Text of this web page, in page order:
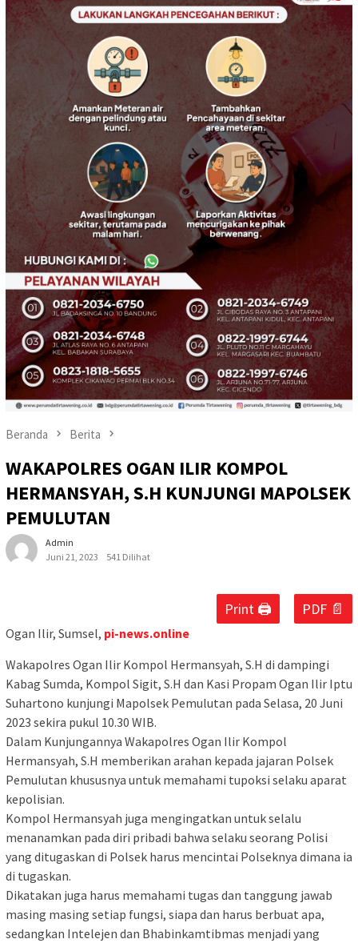
Beranda Berita
WAKAPOLRES OGAN ILIR KOMPOL
HERMANSYAH, S.H KUNJUNGI MAPOLSEK
PEMULUTAN
Admin
Juni 21, 2023
541 Dilihat
Print 🖨 PDF 📄
Ogan Ilir, Sumsel, pi-news.online
Wakapolres Ogan Ilir Kompol Hermansyah, S.H di dampingi
Kabag Sumda, Kompol Sigit, S.H dan Kasi Propam Ogan Ilir Iptu
Suhartono kunjungi Mapolsek Pemulutan pada Selasa, 20 Juni
2023 sekira pukul 10.30 WIB.
Dalam Kunjungannya Wakapolres Ogan Ilir Kompol
Hermansyah, S.H memberikan arahan kepada jajaran Polsek
Pemulutan khususnya untuk memahami tupoksi selaku aparat
kepolisian.
Kompol Hermansyah juga mengingatkan untuk selalu
menanamkan pada diri pribadi bahwa selaku seorang Polisi
yang ditugaskan di Polsek harus mencintai Polseknya dimana ia
di tugaskan.
Dikatakan juga harus memahami tugas dan tanggung jawab
masing masing setiap fungsi, siapa dan harus berbuat apa,
sedangkan Intelejen dan Bhabinkamtibmas menjadi yang